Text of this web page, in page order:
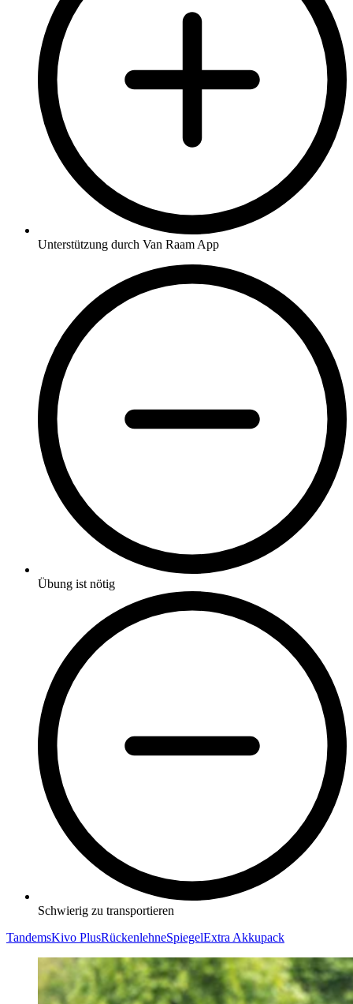
Unterstützung durch Van Raam App
Übung ist nötig
Schwierig zu transportieren
TandemsKivo PlusRückenlehneSpiegelExtra Akkupack